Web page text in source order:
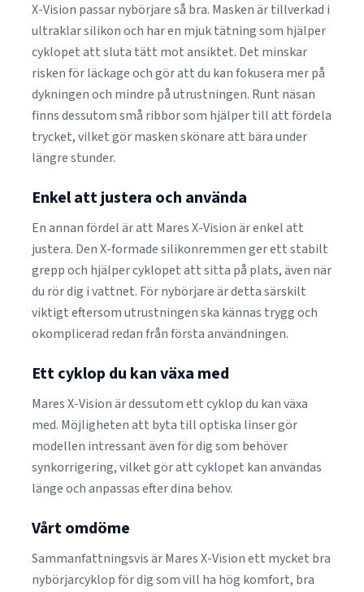
X-Vision passar nybörjare så bra. Masken är tillverkad i
ultraklar silikon och har en mjuk tätning som hjälper
cyklopet att sluta tätt mot ansiktet. Det minskar
risken för läckage och gör att du kan fokusera mer på
dykningen och mindre på utrustningen. Runt näsan
finns dessutom små ribbor som hjälper till att fördela
trycket, vilket gör masken skönare att bära under
längre stunder.
Enkel att justera och använda
En annan fördel är att Mares X-Vision är enkel att
justera. Den X-formade silikonremmen ger ett stabilt
grepp och hjälper cyklopet att sitta på plats, även när
du rör dig i vattnet. För nybörjare är detta särskilt
viktigt eftersom utrustningen ska kännas trygg och
okomplicerad redan från första användningen.
Ett cyklop du kan växa med
Mares X-Vision är dessutom ett cyklop du kan växa
med. Möjligheten att byta till optiska linser gör
modellen intressant även för dig som behöver
synkorrigering, vilket gör att cyklopet kan användas
länge och anpassas efter dina behov.
Vårt omdöme
Sammanfattningsvis är Mares X-Vision ett mycket bra
nybörjarcyklop för dig som vill ha hög komfort, bra